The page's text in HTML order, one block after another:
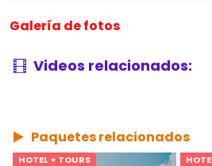
Galería de fotos
Videos relacionados:
Paquetes relacionados
HOTEL + TOURS